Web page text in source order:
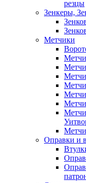
резцы
Зенкеры,
Метчики
Оправки и